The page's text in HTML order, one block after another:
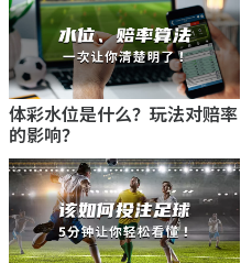
体彩水位是什么？玩法对赔率
的影响？